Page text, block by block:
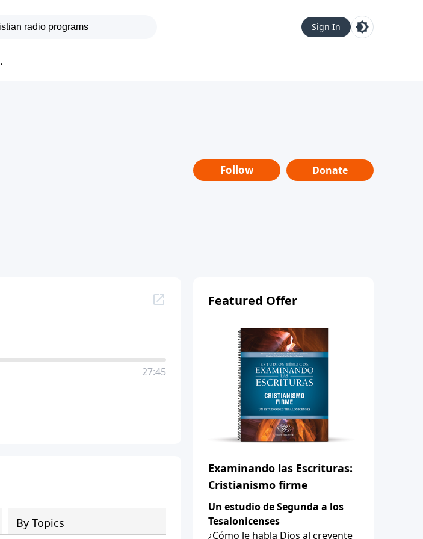
Sign In
Follow Donate
27:45
By Topics
Featured Offer
Examinando las Escrituras:
Cristianismo firme
Un estudio de Segunda a los
Tesalonicenses
¿Cómo le habla Dios al creyente